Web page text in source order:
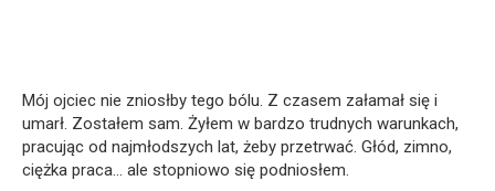
Mój ojciec nie zniosłby tego bólu. Z czasem załamał się i
umarł. Zostałem sam. Żyłem w bardzo trudnych warunkach,
pracując od najmłodszych lat, żeby przetrwać. Głód, zimno,
ciężka praca… ale stopniowo się podniosłem.